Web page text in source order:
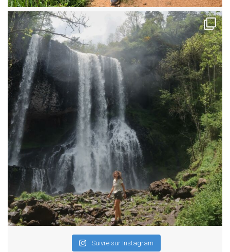
Suivre sur Instagram